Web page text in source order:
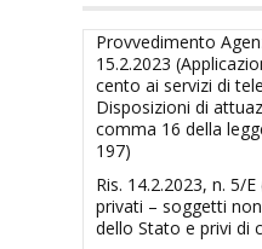
Provvedimento
15.2.2023
cento ai servizi di
Disposizioni di
comma 16 della
197)
Ris. 14.2.2023, n. 5/
privati – soggetti
dello Stato e privi di